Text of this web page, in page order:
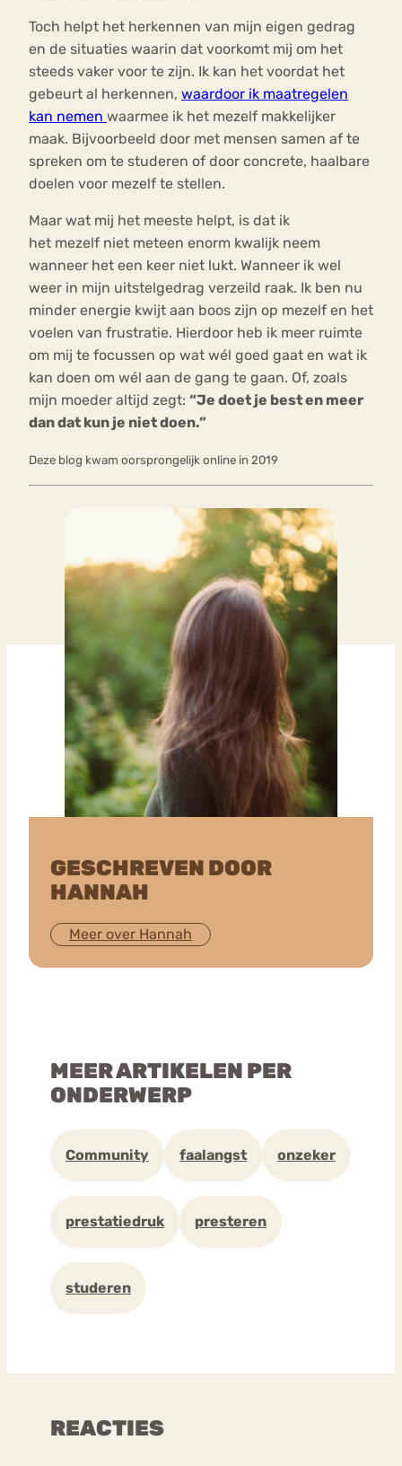
Toch helpt het herkennen van mijn eigen gedrag
en de situaties waarin dat voorkomt mij om het
steeds vaker voor te zijn. Ik kan het voordat het
gebeurt al herkennen, waardoor ik maatregelen
kan nemen waarmee ik het mezelf makkelijker
maak. Bijvoorbeeld door met mensen samen af te
spreken om te studeren of door concrete, haalbare
doelen voor mezelf te stellen.
Maar wat mij het meeste helpt, is dat ik
het mezelf niet meteen enorm kwalijk neem
wanneer het een keer niet lukt. Wanneer ik wel
weer in mijn uitstelgedrag verzeild raak. Ik ben nu
minder energie kwijt aan boos zijn op mezelf en het
voelen van frustratie. Hierdoor heb ik meer ruimte
om mij te focussen op wat wél goed gaat en wat ik
kan doen om wél aan de gang te gaan. Of, zoals
mijn moeder altijd zegt: “Je doet je best en meer
dan dat kun je niet doen.”
Deze blog kwam oorsprongelijk online in 2019
GESCHREVEN DOOR
HANNAH
Meer over Hannah
MEER ARTIKELEN PER
ONDERWERP
Community faalangst onzeker
prestatiedruk presteren
studeren
REACTIES